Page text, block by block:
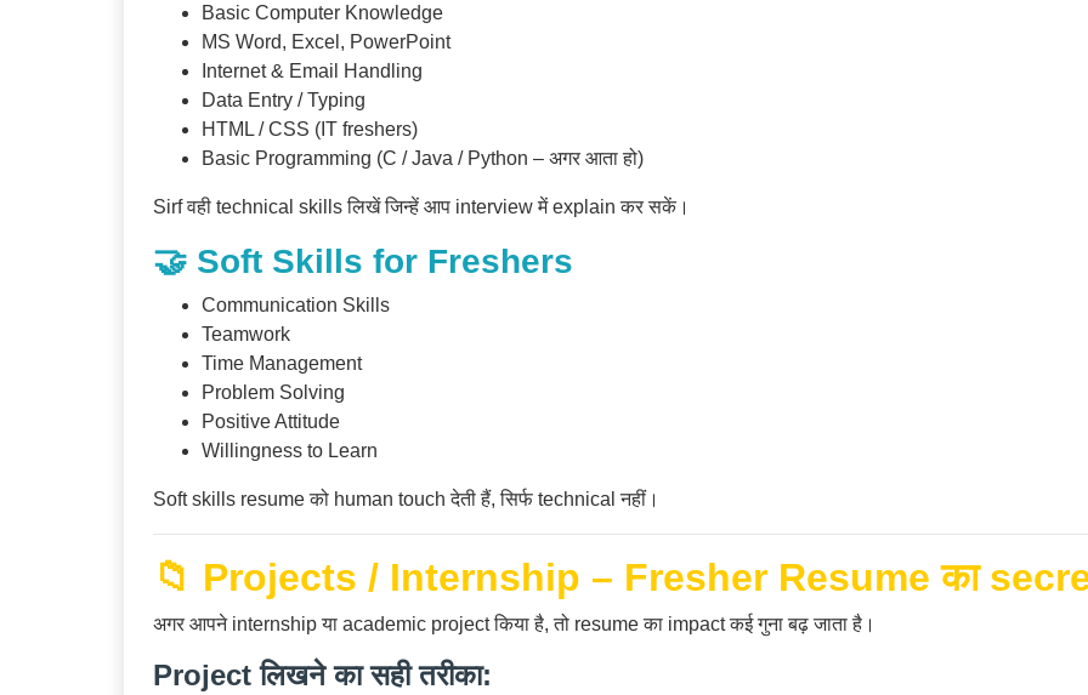
Basic Computer Knowledge
MS Word, Excel, PowerPoint
Internet & Email Handling
Data Entry / Typing
HTML / CSS (IT freshers)
Basic Programming (C / Java / Python – अगर आता हो)
Sirf वही technical skills लिखें जिन्हें आप interview में explain कर सकें।
🤝 Soft Skills for Freshers
Communication Skills
Teamwork
Time Management
Problem Solving
Positive Attitude
Willingness to Learn
Soft skills resume को human touch देती हैं, सिर्फ technical नहीं।
📁 Projects / Internship – Fresher Resume का
अगर आपने internship या academic project किया है, तो resume का impact कई गुना बढ़ जाता है।
Project लिखने का सही तरीका: